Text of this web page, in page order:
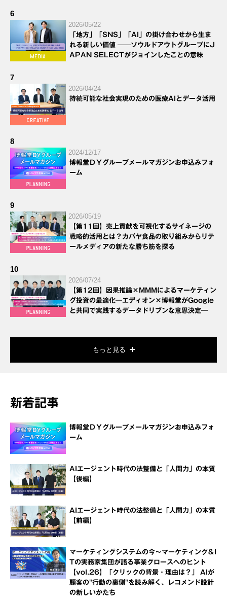
6
2026/05/22
「地方」「SNS」「AI」の掛け合わせから生ま
れる新しい価値 ──ソウルドアウトグループにJ
APAN SELECTがジョインしたことの意味
7
2026/04/24
持続可能な社会実現のための医療AIとデータ活用
8
2024/12/17
博報堂ＤＹグループメールマガジンお申込みフォ
ーム
9
2026/05/19
【第11回】売上貢献を可視化するサイネージの
戦略的活用とは？カバヤ食品の取り組みからリテ
ールメディアの新たな勝ち筋を探る
10
2026/07/24
【第12回】因果推論×MMMによるマーケティン
グ投資の最適化―エディオン×博報堂がGoogle
と共同で実践するデータドリブンな意思決定―
もっと見る
新着記事
博報堂ＤＹグループメールマガジンお申込みフォ
ーム
AIエージェント時代の法整備と「人間力」の本質
【後編】
AIエージェント時代の法整備と「人間力」の本質
【前編】
マーケティングシステムの今～マーケティング＆I
Tの実務家集団が語る事業グロースへのヒント
【vol.26】「クリックの背景・理由は？」 AIが
顧客の"行動の裏側"を読み解く、レコメンド設計
の新しいかたち